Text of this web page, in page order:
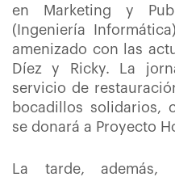
en Marketing y
(Ingeniería
amenizado con las
Díez y Ricky. La
servicio de
bocadillos solidarios,
se donará a Proyecto
La tarde,